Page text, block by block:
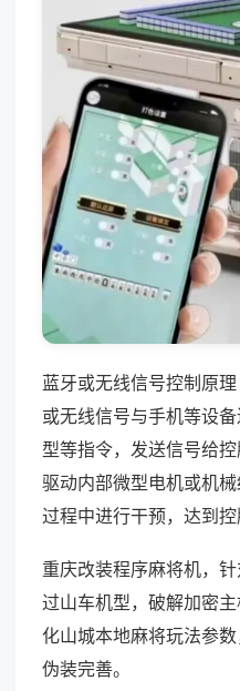
蓝牙或无线信号控制原
或无线信号与手机等设
型等指令，发送信号给
驱动内部微型电机或机
过程中进行干预，达到控
重庆改装程序麻将机，
过山车机型，破解加密
化山城本地麻将玩法参
伪装完善。